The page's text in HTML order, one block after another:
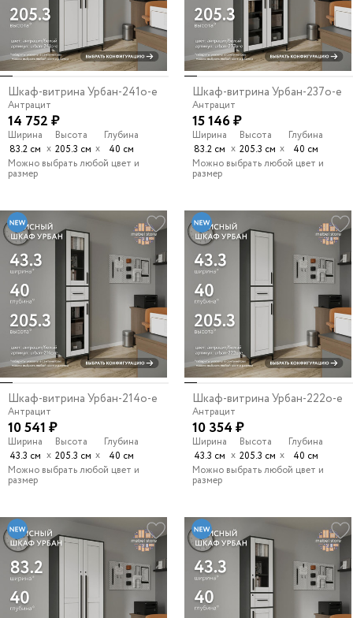
Шкаф-витрина Урбан-241o-e
Антрацит
14 752 ₽
Ширина
83.2 см х
Высота
205.3 см х
Глубина
40 см
Можно выбрать любой цвет и
размер
Шкаф-витрина Урбан-237o-e
Антрацит
15 146 ₽
Ширина
83.2 см х
Высота
205.3 см х
Глубина
40 см
Можно выбрать любой цвет и
размер
Шкаф-витрина Урбан-214o-e
Антрацит
10 541 ₽
Ширина
43.3 см х
Высота
205.3 см х
Глубина
40 см
Можно выбрать любой цвет и
размер
Шкаф-витрина Урбан-222o-e
Антрацит
10 354 ₽
Ширина
43.3 см х
Высота
205.3 см х
Глубина
40 см
Можно выбрать любой цвет и
размер